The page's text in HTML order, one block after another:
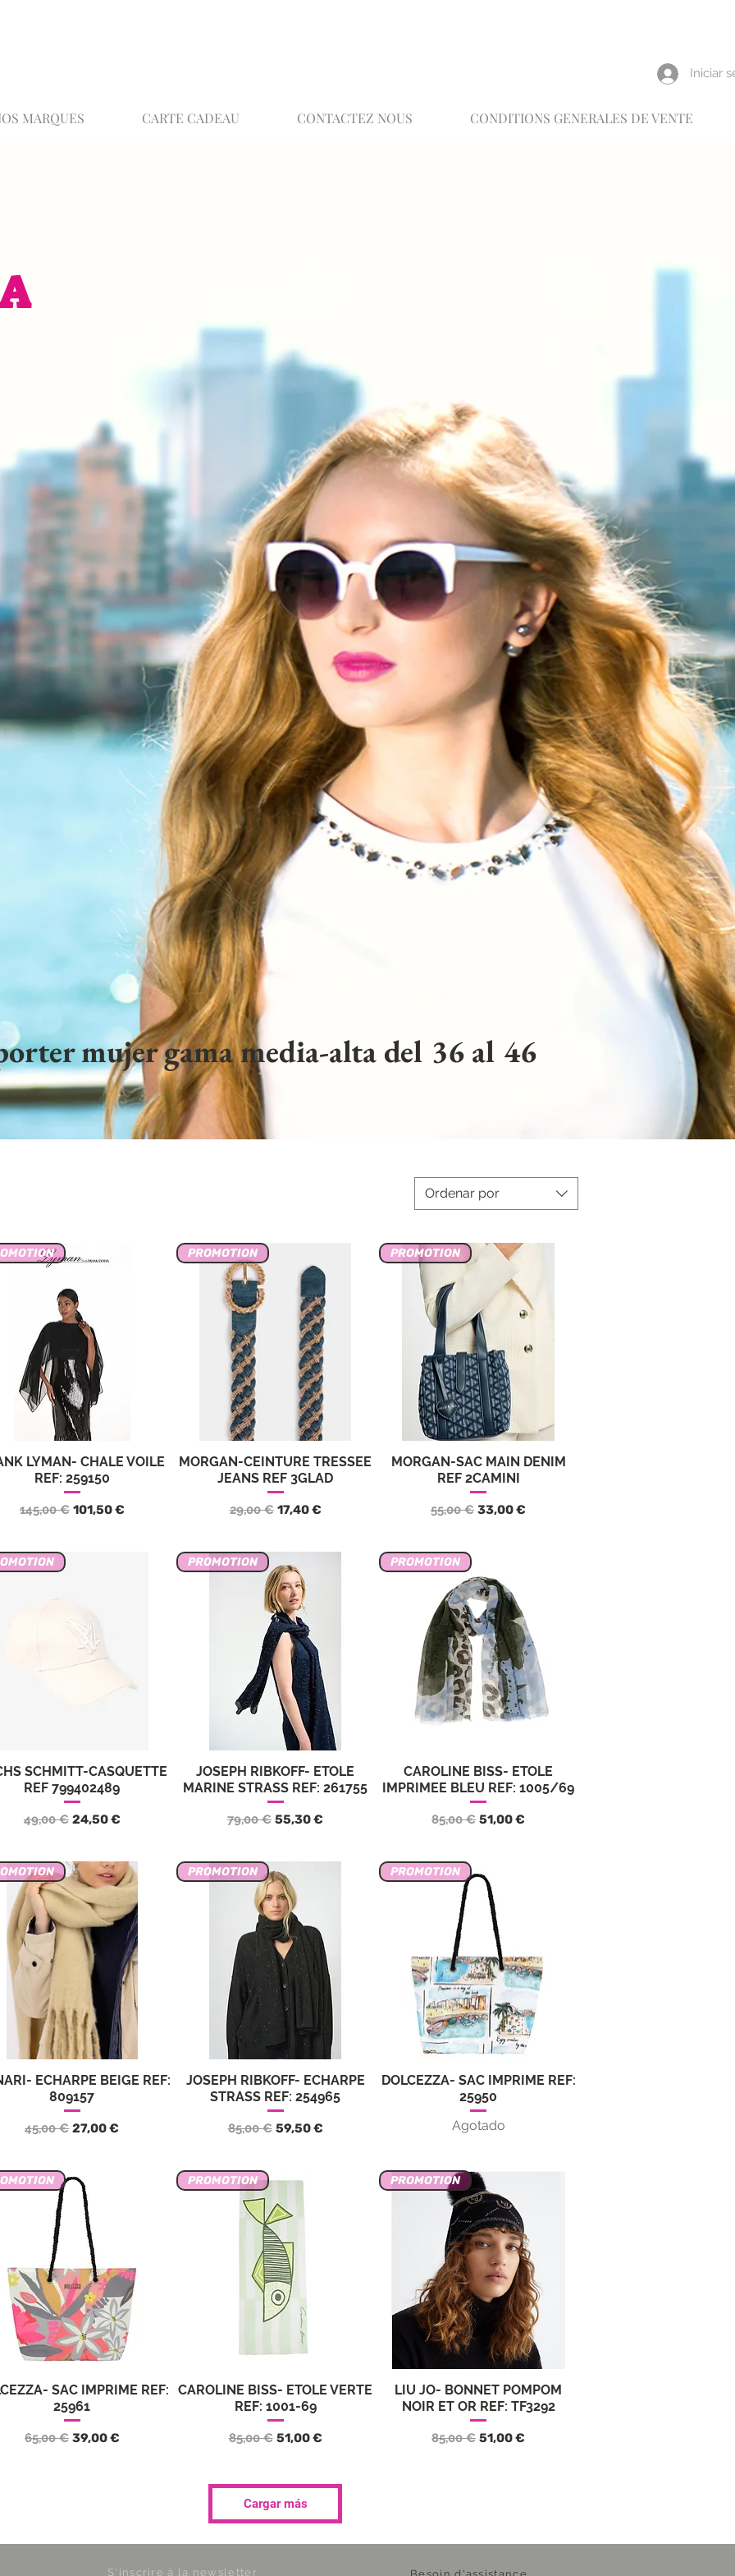
Iniciar
MARQUES CARTE CADEAU CONTACTEZ NOUS CONDITIONS GENERALES DE VENTE
mujer gama media-alta del 36 al 46
Ordenar por
Vista rápida
LYMAN- CHALE VOILE
REF: 259150
Precio
145,00 € Precio de oferta
101,50 €
Vista rápida
PROMOTION
MORGAN-CEINTURE TRESSEE
JEANS REF 3GLAD
Precio
29,00 € Precio de oferta
17,40 €
Vista rápida
PROMOTION
MORGAN-SAC MAIN DENIM
REF 2CAMINI
Precio
55,00 € Precio de oferta
33,00 €
Vista rápida
SCHMITT-CASQUETTE
REF 799402489
Precio
49,00 € Precio de oferta
24,50 €
Vista rápida
PROMOTION
JOSEPH RIBKOFF- ETOLE
MARINE STRASS REF: 261755
Precio
79,00 € Precio de oferta
55,30 €
Vista rápida
PROMOTION
CAROLINE BISS- ETOLE
IMPRIMEE BLEU REF: 1005/69
Precio
85,00 € Precio de oferta
51,00 €
Vista rápida
ECHARPE BEIGE REF:
809157
Precio
45,00 €Precio de oferta
27,00 €
Vista rápida
PROMOTION
JOSEPH RIBKOFF- ECHARPE
STRASS REF: 254965
Precio
85,00 € Precio de oferta
59,50 €
Vista rápida
PROMOTION
DOLCEZZA- SAC IMPRIME REF:
25950
Agotado
Vista rápida
SAC IMPRIME REF:
25961
Precio
65,00 € Precio de oferta
39,00 €
Vista rápida
PROMOTION
CAROLINE BISS- ETOLE VERTE
REF: 1001-69
Precio
85,00 € Precio de oferta
51,00 €
Vista rápida
PROMOTION
LIU JO- BONNET POMPOM
NOIR ET OR REF: TF3292
Precio
85,00 € Precio de oferta
51,00 €
Cargar más
S'inscrire à la newsletter